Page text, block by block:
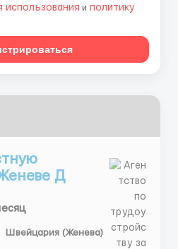
использования и политику
Д
Швейцария (Женева)